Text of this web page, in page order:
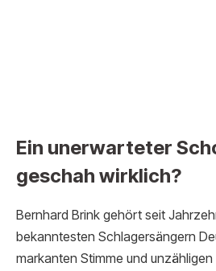
Ein unerwarteter
geschah wirklich?
Bernhard Brink gehört seit
bekanntesten Schlagersängern
markanten Stimme und